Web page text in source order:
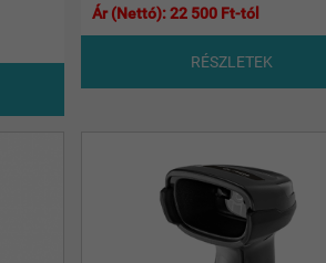
Ár (Nettó): 22 500 Ft-tól
RÉSZLETEK